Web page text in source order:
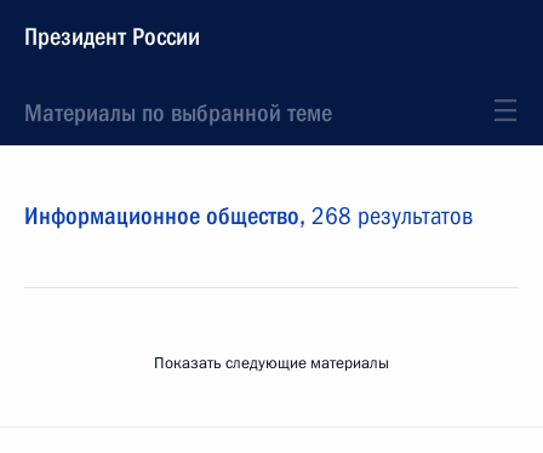
Президент России
Материалы по выбранной теме
Информационное общество, 268 результатов
Показать следующие материалы